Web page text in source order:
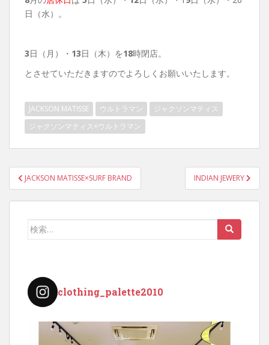
日（水）。
3日（月）・ 13日（木）を18時閉店。
とさせていただきますのでよろしくお願いいたします。
JACKSON MATISSE ウルトラマン
ジャクソンマティス
ジャクソンマティス×ウルトラマン
投
稿
ナ
JACKSON MATISSE×SURF BRAND INDIAN JEWERY
検
clothing_palette2010